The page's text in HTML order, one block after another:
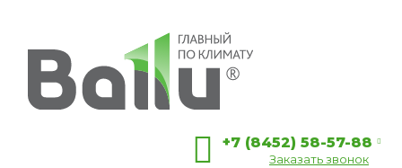
+7 (8452) 58-57-88
Заказать звонок